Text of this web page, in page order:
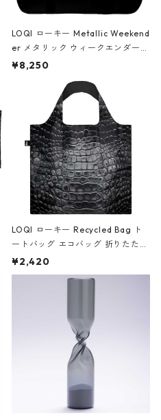
LOQI ローキー Metallic Weekend
er メタリック ウィークエンダー
ボストンバッグ ショルダーバッグ
Black ジャン=ミッシェル・バスキ
ア/クラウン ブラック
¥8,250
LOQI ローキー Recycled Bag ト
ートバッグ エコバッグ 折りたたみ
大きめ 撥水加工 収納ポーチ CRO
CODILE/Black クロコダイル/ブラ
¥2,420